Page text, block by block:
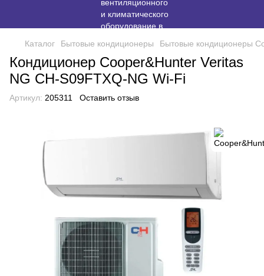
Каталог Бытовые кондиционеры Бытовые кондиционеры
Кондиционер Cooper&Hunter Veritas
NG CH-S09FTXQ-NG Wi-Fi
Артикул: 205311 Оставить отзыв